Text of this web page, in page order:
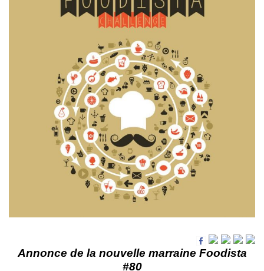
Annonce de la nouvelle marraine Foodista
#80